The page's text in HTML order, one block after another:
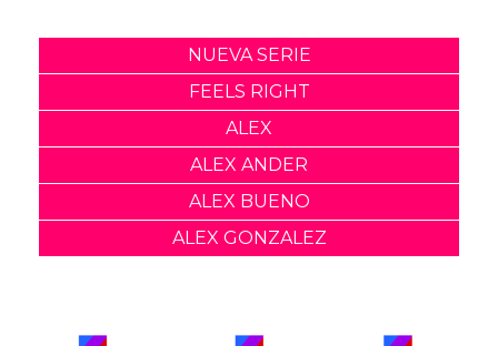
NUEVA SERIE
FEELS RIGHT
ALEX
ALEX ANDER
ALEX BUENO
ALEX GONZALEZ